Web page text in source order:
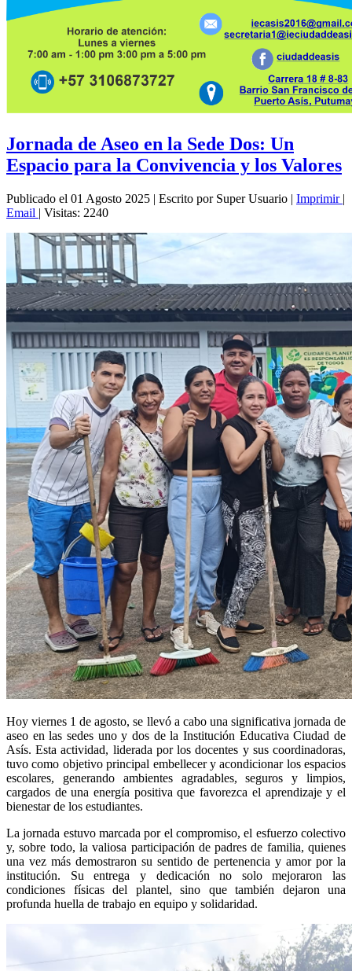
Jornada de Aseo en la Sede Dos: Un
Espacio para la Convivencia y los Valores
Publicado el 01 Agosto 2025 | Escrito por Super Usuario | Imprimir |
Email | Visitas: 2240
Hoy viernes 1 de agosto, se llevó a cabo una significativa jornada de
aseo en las sedes uno y dos de la Institución Educativa Ciudad de
Asís. Esta actividad, liderada por los docentes y sus coordinadoras,
tuvo como objetivo principal embellecer y acondicionar los espacios
escolares, generando ambientes agradables, seguros y limpios,
cargados de una energía positiva que favorezca el aprendizaje y el
bienestar de los estudiantes.
La jornada estuvo marcada por el compromiso, el esfuerzo colectivo
y, sobre todo, la valiosa participación de padres de familia, quienes
una vez más demostraron su sentido de pertenencia y amor por la
institución. Su entrega y dedicación no solo mejoraron las
condiciones físicas del plantel, sino que también dejaron una
profunda huella de trabajo en equipo y solidaridad.